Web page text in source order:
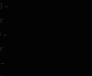
–
–